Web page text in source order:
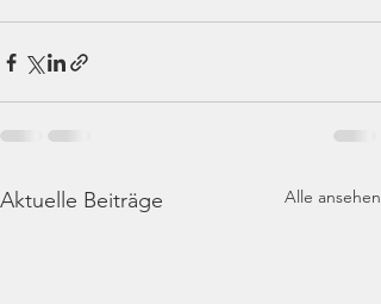
Aktuelle Beiträge Alle ansehen